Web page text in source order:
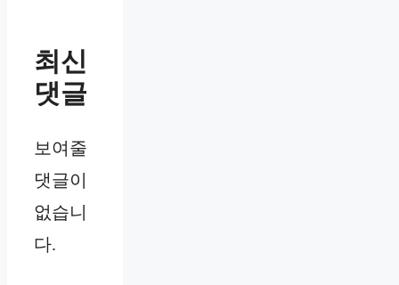
최신
댓글
보여줄
댓글이
없습니
다.